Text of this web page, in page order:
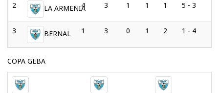
2 LA ARMENIA
4 3 1 1 1 5 - 3
3 BERNAL 1 3 0 1 2 1 - 4
COPA GEBA